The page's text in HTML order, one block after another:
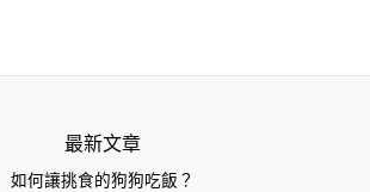
最新文章
如何讓挑食的狗狗吃飯？